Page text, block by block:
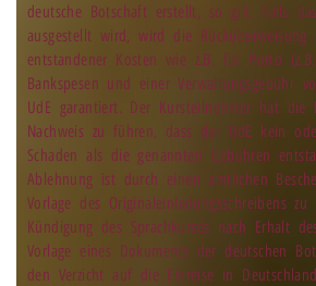
deutsche Botschaft erstellt, so gilt: Falls
ausgestellt wird, wird die Rücküberweisung
entstandener Kosten wie z.B. für Porto
Bankspesen und einer Verwaltungsgebühr
UdE garantiert. Der Kursteilnehmer hat die
Nachweis zu führen, dass der UdE kein
Schaden als die genannten Gebühren
Ablehnung ist durch einen amtlichen
Vorlage des Originaleinladungsschreibens
Kündigung des Sprachkurses nach Erhalt
Vorlage eines Dokuments der deutschen
den Verzicht auf die Einreise in